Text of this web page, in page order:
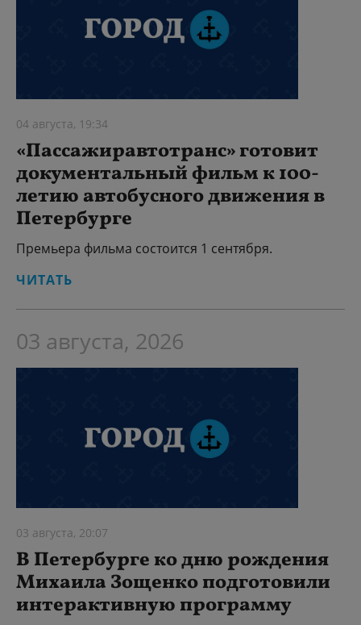
04 августа, 19:34
«Пассажиравтотранс» готовит
документальный фильм к 100-
летию автобусного движения в
Петербурге
Премьера фильма состоится 1 сентября.
ЧИТАТЬ
03 августа, 2026
03 августа, 20:07
В Петербурге ко дню рождения
Михаила Зощенко подготовили
интерактивную программу